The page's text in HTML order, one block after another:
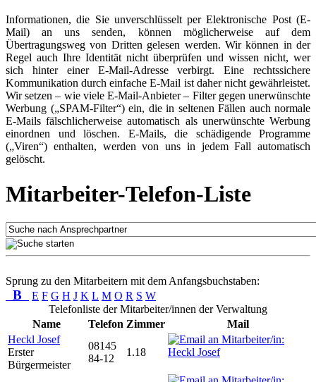
Informationen, die Sie unverschlüsselt per Elektronische Post (E-
Mail) an uns senden, können möglicherweise auf dem
Übertragungsweg von Dritten gelesen werden. Wir können in der
Regel auch Ihre Identität nicht überprüfen und wissen nicht, wer
sich hinter einer E-Mail-Adresse verbirgt. Eine rechtssichere
Kommunikation durch einfache E-Mail ist daher nicht gewährleistet.
Wir setzen – wie viele E-Mail-Anbieter – Filter gegen unerwünschte
Werbung („SPAM-Filter“) ein, die in seltenen Fällen auch normale
E-Mails fälschlicherweise automatisch als unerwünschte Werbung
einordnen und löschen. E-Mails, die schädigende Programme
(„Viren“) enthalten, werden von uns in jedem Fall automatisch
gelöscht.
Mitarbeiter-Telefon-Liste
Sprung zu den Mitarbeitern mit dem Anfangsbuchstaben:
B E F G H J K L M O R S W
Telefonliste der Mitarbeiter/innen der Verwaltung
Name
Telefon Zimmer
Mail
Heckl Josef
Erster
Bürgermeister
08145
84-12
1.18